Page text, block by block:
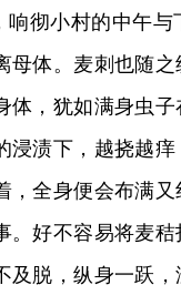
小村的中午与
体。麦刺也随之
体，犹如满身虫
浸渍下，越挠越
，全身便会布满
。好不容易将麦
脱，纵身一跃，